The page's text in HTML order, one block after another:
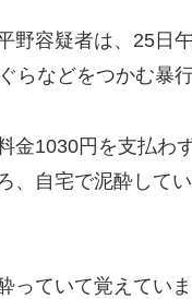
野容疑者は、25日
らなどをつかむ暴
1030円を支払わ
、自宅で泥酔して
っていて覚えてい